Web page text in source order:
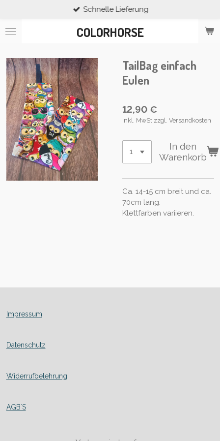
springen
COLORHORSE
Schnelle Lieferung
TailBag einfach
Eulen
12,90 €
inkl. MwSt zzgl. Versandkosten
In den
Warenkorb
Ca. 14-15 cm breit und ca.
70cm lang.
Klettfarben va­ri­ie­ren.
Impressum
Datenschutz
Widerrufbelehrung
AGB´S